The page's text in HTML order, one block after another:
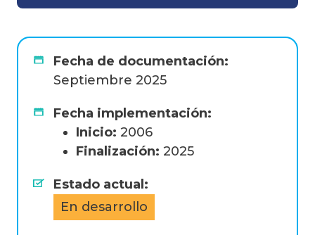
Fecha de documentación:
Septiembre 2025
Fecha implementación:
Inicio: 2006
Finalización: 2025
Estado actual:
En desarrollo